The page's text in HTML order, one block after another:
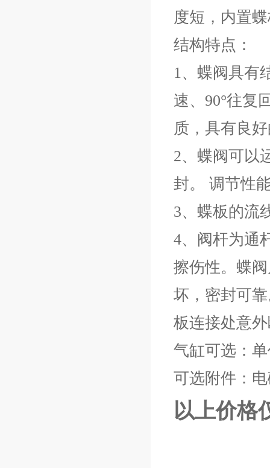
度短，内置
结构特点：
1、蝶阀具有
速、90°往复
质，具有良
2、蝶阀可以
封。 调节性
3、蝶板的流
4、阀杆为通
擦伤性。蝶
坏，密封可
板连接处意
气缸可选：
可选附件：
以上价格